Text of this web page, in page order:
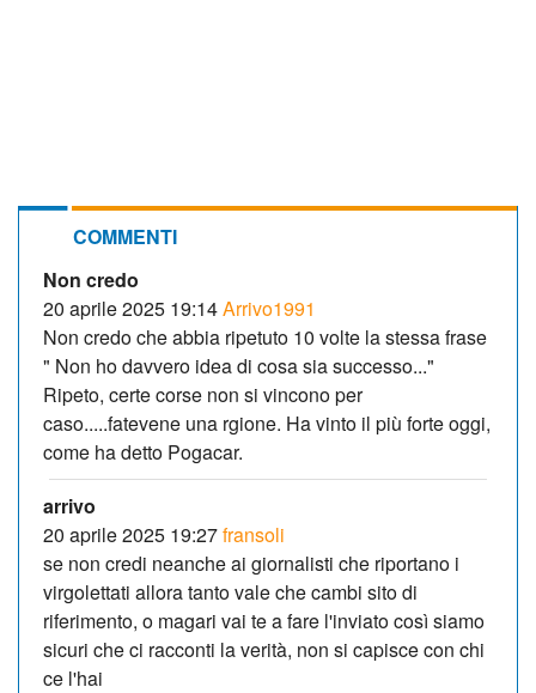
COMMENTI
Non credo
20 aprile 2025 19:14Arrivo1991
Non credo che abbia ripetuto 10 volte la stessa frase
" Non ho davvero idea di cosa sia successo..."
Ripeto, certe corse non si vincono per
caso.....fatevene una rgione. Ha vinto il più forte oggi,
come ha detto Pogacar.
arrivo
20 aprile 2025 19:27fransoli
se non credi neanche ai giornalisti che riportano i
virgolettati allora tanto vale che cambi sito di
riferimento, o magari vai te a fare l'inviato così siamo
sicuri che ci racconti la verità, non si capisce con chi
ce l'hai